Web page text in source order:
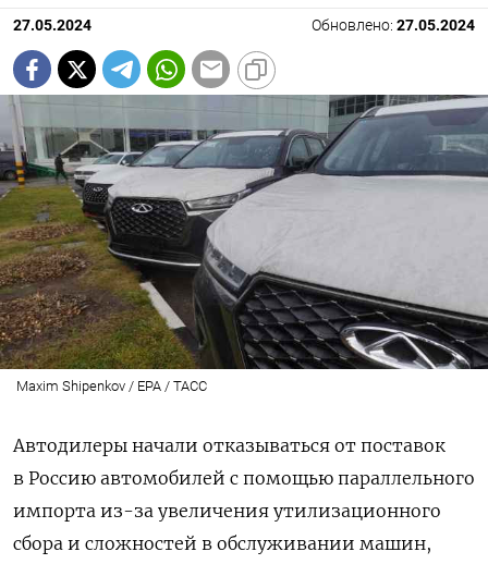
27.05.2024 Обновлено: 27.05.2024
Maxim Shipenkov / EPA / ТАСС
Автодилеры начали отказываться от поставок
в Россию автомобилей с помощью параллельного
импорта из-за увеличения утилизационного
сбора и сложностей в обслуживании машин,